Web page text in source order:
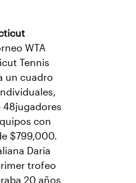
WTA
Tennis
un cuadro
48jugadores
con
$799,000.
Daria
trofeo
20 años